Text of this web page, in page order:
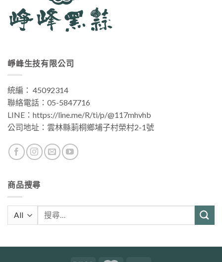
崢峰生技有限公司
統編： 45092314
聯絡電話： 05-5847716
LINE： https://line.me/R/ti/p/@117mhvhb
公司地址： 雲林縣莿桐鄉埔子村榮村2-1號
商品搜尋
搜
尋
鍵